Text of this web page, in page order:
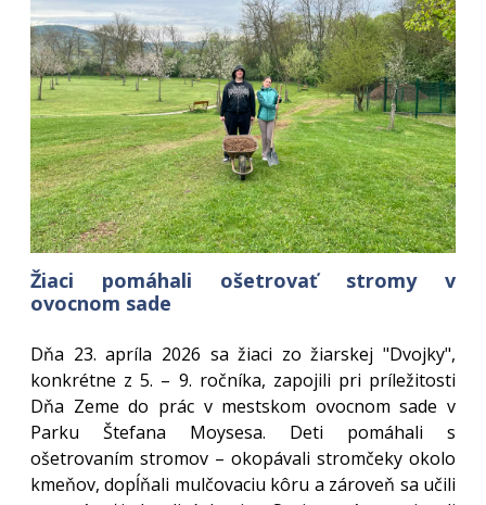
Žiaci pomáhali ošetrovať stromy v
ovocnom sade
Dňa 23. apríla 2026 sa žiaci zo žiarskej "Dvojky",
konkrétne z 5. – 9. ročníka, zapojili pri príležitosti
Dňa Zeme do prác v mestskom ovocnom sade v
Parku Štefana Moysesa. Deti pomáhali s
ošetrovaním stromov – okopávali stromčeky okolo
kmeňov, dopĺňali mulčovaciu kôru a zároveň sa učili